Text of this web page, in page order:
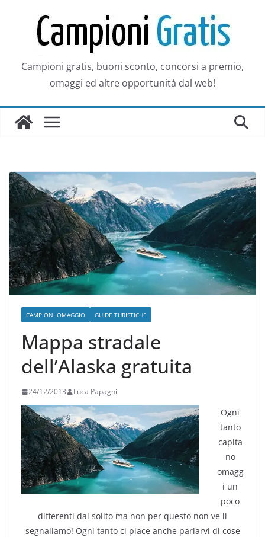
contenuto
Campioni gratis, buoni sconto, concorsi a premio,
omaggi ed altre opportunità dal web!
CAMPIONI OMAGGIO GUIDE TURISTICHE
Mappa stradale
dell’Alaska gratuita
24/12/2013 Luca Papagni
Ogni
tanto
capita
no
omagg
i un
poco
differenti dal solito ma non per questo non ve li
segnaliamo! Ogni tanto ci piace anche parlarvi di cose